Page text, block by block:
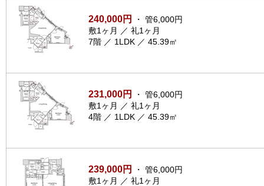
240,000円
・ 管6,000円
敷1ヶ月 ／ 礼1ヶ月
7階 ／ 1LDK ／ 45.39㎡
231,000円
・ 管6,000円
敷1ヶ月 ／ 礼1ヶ月
4階 ／ 1LDK ／ 45.39㎡
239,000円
・ 管6,000円
敷1ヶ月 ／ 礼1ヶ月